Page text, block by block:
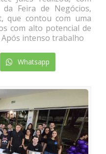
Feira de Negócios,
que contou com uma
com alto potencial de
intenso trabalho
Whatsapp